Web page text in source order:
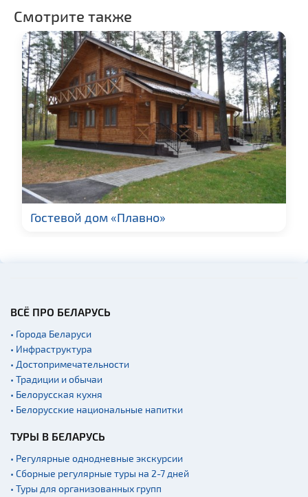
Смотрите также
Гостевой дом «Плавно»
ВСЁ ПРО БЕЛАРУСЬ
• Города Беларуси
• Инфраструктура
• Достопримечательности
• Традиции и обычаи
• Белорусская кухня
• Белорусские национальные напитки
ТУРЫ В БЕЛАРУСЬ
• Регулярные однодневные экскурсии
• Сборные регулярные туры на 2-7 дней
• Туры для организованных групп